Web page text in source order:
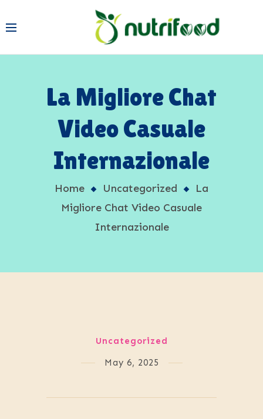
La Migliore Chat
Video Casuale
Internazionale
Home Uncategorized
La
Migliore Chat Video Casuale
Internazionale
Uncategorized
May 6, 2025